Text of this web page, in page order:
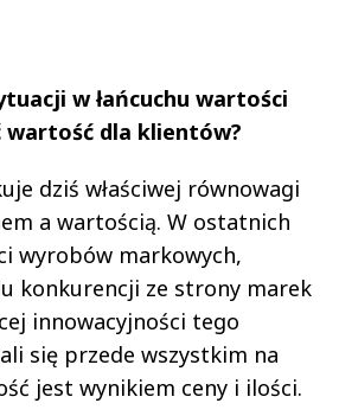
w łańcuchu wartości
wartość dla klientów?
dziś właściwej równowagi
a wartością. W ostatnich
wyrobów markowych,
konkurencji ze strony marek
innowacyjności tego
się przede wszystkim na
jest wynikiem ceny i ilości.